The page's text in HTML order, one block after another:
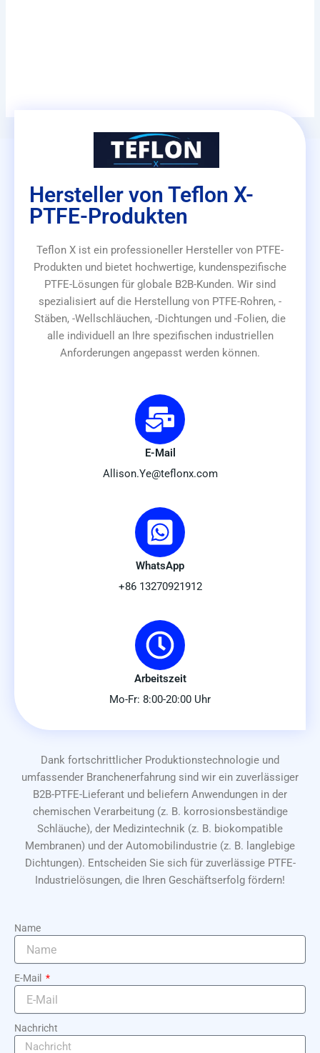
Hersteller von Teflon X-
PTFE-Produkten
Teflon X ist ein professioneller Hersteller von PTFE-
Produkten und bietet hochwertige, kundenspezifische
PTFE-Lösungen für globale B2B-Kunden. Wir sind
spezialisiert auf die Herstellung von PTFE-Rohren, -
Stäben, -Wellschläuchen, -Dichtungen und -Folien, die
alle individuell an Ihre spezifischen industriellen
Anforderungen angepasst werden können.
E-Mail
Allison.Ye@teflonx.com
WhatsApp
+86 13270921912
Arbeitszeit
Mo-Fr: 8:00-20:00 Uhr
Dank fortschrittlicher Produktionstechnologie und
umfassender Branchenerfahrung sind wir ein zuverlässiger
B2B-PTFE-Lieferant und beliefern Anwendungen in der
chemischen Verarbeitung (z. B. korrosionsbeständige
Schläuche), der Medizintechnik (z. B. biokompatible
Membranen) und der Automobilindustrie (z. B. langlebige
Dichtungen). Entscheiden Sie sich für zuverlässige PTFE-
Industrielösungen, die Ihren Geschäftserfolg fördern!
Name
E-Mail
Nachricht